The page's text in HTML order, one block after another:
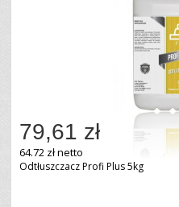
79,61 zł
64.72 zł netto
Odtłuszczacz Profi Plus 5kg